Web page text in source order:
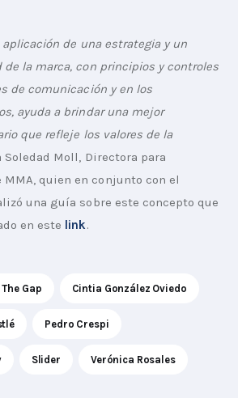
aplicación de una estrategia y un
de la marca, con principios y controles
de comunicación y en los
ayuda a brindar una mejor
que refleje los valores de la
Soledad Moll, Directora para
quien en conjunto con el
una guía sobre este concepto que
en este link.
Gap Cintia González Oviedo
Pedro Crespi
Slider Verónica Rosales